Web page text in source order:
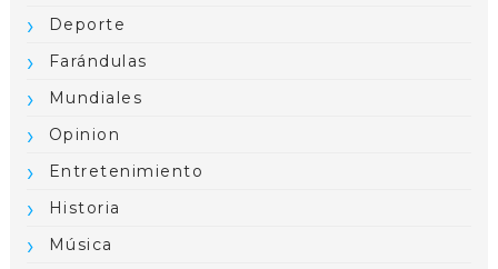
Deporte
Farándulas
Mundiales
Opinion
Entretenimiento
Historia
Música